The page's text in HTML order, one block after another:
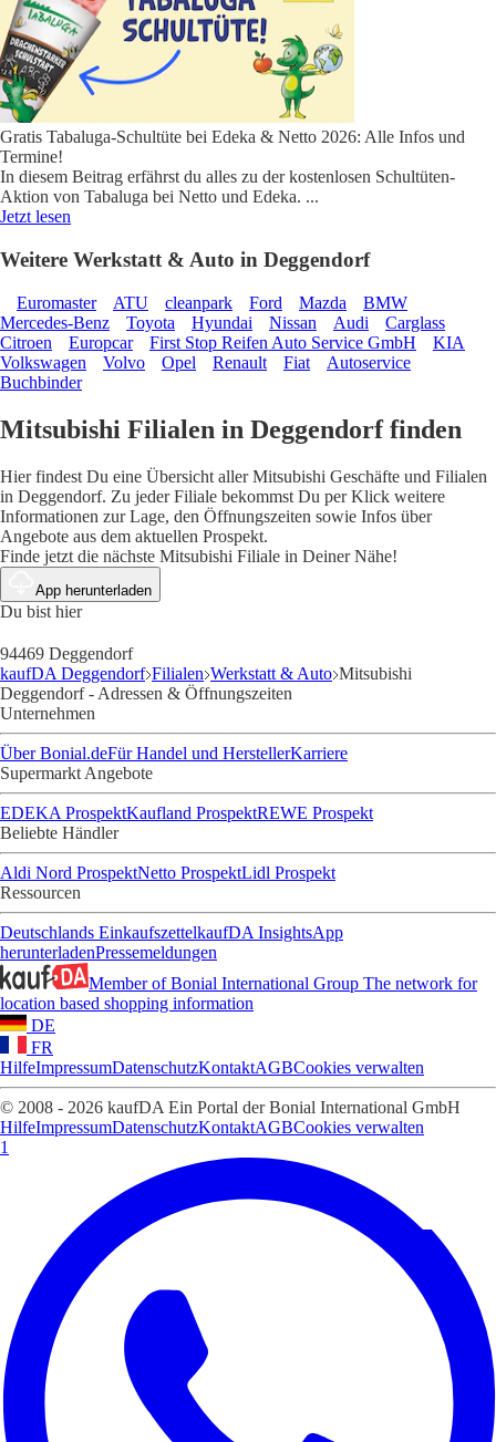
Gratis Tabaluga-Schultüte bei Edeka & Netto 2026: Alle Infos und
Termine!
In diesem Beitrag erfährst du alles zu der kostenlosen Schultüten-
Aktion von Tabaluga bei Netto und Edeka. ...
Jetzt lesen
Weitere Werkstatt & Auto in Deggendorf
Euromaster ATU cleanpark Ford Mazda
BMW
Mercedes-Benz
Toyota Hyundai Nissan Audi
Carglass
Citroen
Europcar First Stop Reifen Auto Service GmbH
KIA
Volkswagen
Volvo Opel Renault Fiat
Autoservice
Buchbinder
Mitsubishi Filialen in Deggendorf finden
Hier findest Du eine Übersicht aller Mitsubishi Geschäfte und Filialen
in Deggendorf. Zu jeder Filiale bekommst Du per Klick weitere
Informationen zur Lage, den Öffnungszeiten sowie Infos über
Angebote aus dem aktuellen Prospekt.
Finde jetzt die nächste Mitsubishi Filiale in Deiner Nähe!
App herunterladen
Du bist hier
94469 Deggendorf
kaufDA Deggendorf Filialen Werkstatt & Auto Mitsubishi
Deggendorf - Adressen & Öffnungszeiten
Unternehmen
Über Bonial.deFür Handel und HerstellerKarriere
Supermarkt Angebote
EDEKA ProspektKaufland ProspektREWE Prospekt
Beliebte Händler
Aldi Nord ProspektNetto ProspektLidl Prospekt
Ressourcen
Deutschlands EinkaufszettelkaufDA InsightsApp
herunterladenPressemeldungen
Member of Bonial International Group The network for
location based shopping information
DE
FR
HilfeImpressumDatenschutzKontaktAGBCookies verwalten
© 2008 - 2026 kaufDA Ein Portal der Bonial International GmbH
HilfeImpressumDatenschutzKontaktAGBCookies verwalten
1